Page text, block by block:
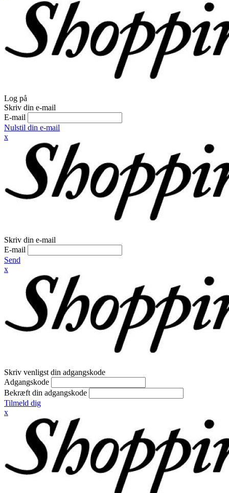
Log på
Skriv din e-mail
E-mail
Nulstil din e-mail
x
Skriv din e-mail
E-mail
Send
x
Skriv venligst din adgangskode
Adgangskode
Bekræft din adgangskode
Tilmeld dig
x